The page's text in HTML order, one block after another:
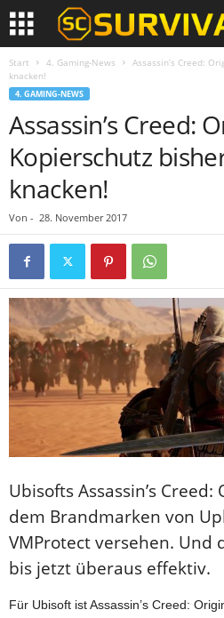
Start 4. Gaming-News
Assassin’s Creed:
knacken!
4. GAMING-NEWS
Assassin’s Creed:
Kopierschutz
knacken!
Von - 28. November 2017
Ubisofts Assassin’s
dem Brandmarken von
VMProtect versehen. Und
bis jetzt überaus effektiv.
Für Ubisoft ist Assassin’s Creed: